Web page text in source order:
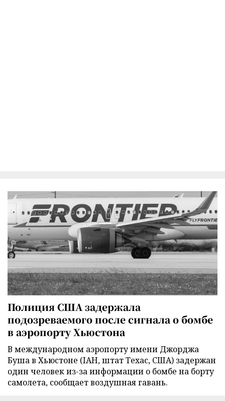
Полиция США задержала
подозреваемого после сигнала о бомбе
в аэропорту Хьюстона
В международном аэропорту имени Джорджа
Буша в Хьюстоне (IAH, штат Техас, США) задержан
один человек из-за информации о бомбе на борту
самолета, сообщает воздушная гавань.